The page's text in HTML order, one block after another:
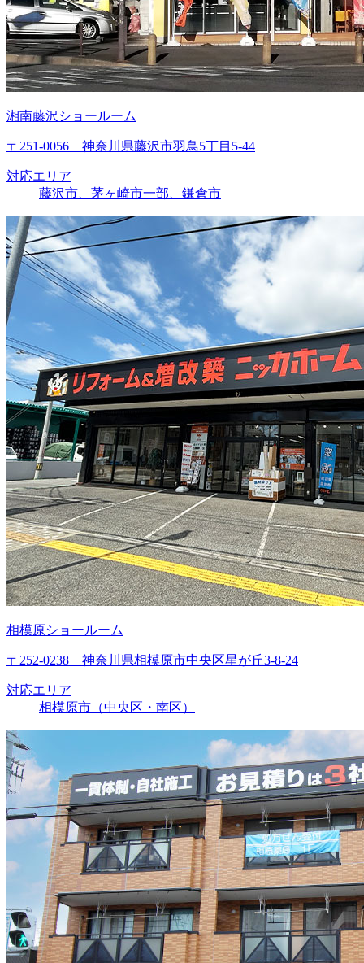
湘南藤沢ショールーム
〒251-0056 神奈川県藤沢市羽鳥5丁目5-44
対応エリア
藤沢市、茅ヶ崎市一部、鎌倉市
相模原ショールーム
〒252-0238 神奈川県相模原市中央区星が丘3-8-24
対応エリア
相模原市（中央区・南区）